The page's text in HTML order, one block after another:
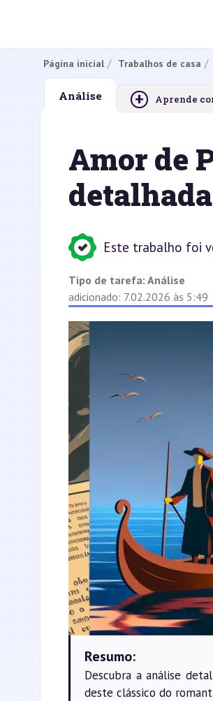
Página inicial Trabalhos de casa
Análise + Aprende
Amor de
Este trabalho foi
Tipo de tarefa: Análise
adicionado: 7.02.2026 às 5:49
Resumo:
Descubra a análise
deste clássico do